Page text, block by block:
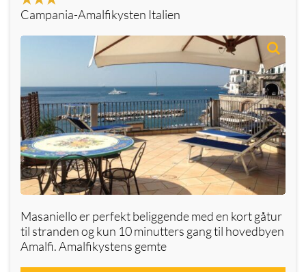
Campania-Amalfikysten Italien
Masaniello er perfekt beliggende med en kort gåtur
til stranden og kun 10 minutters gang til hovedbyen
Amalfi. Amalfikystens gemte